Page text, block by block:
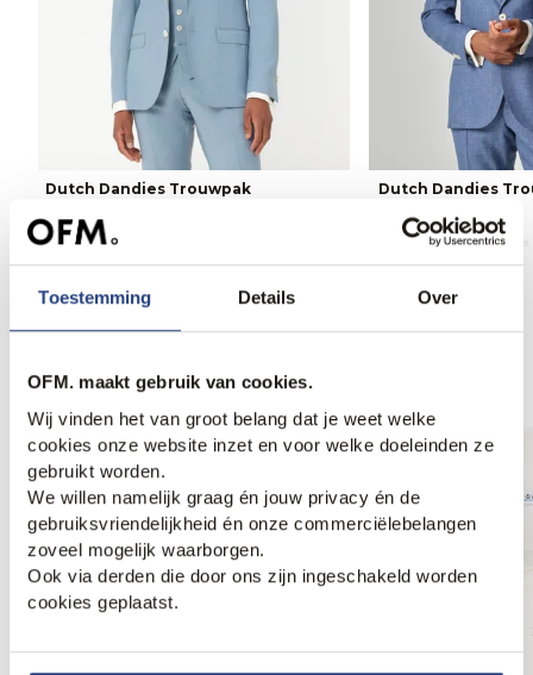
Toestemming Details Over
OFM. maakt gebruik van cookies.
Wij vinden het van groot belang dat je weet welke
cookies onze website inzet en voor welke doeleinden ze
gebruikt worden.
We willen namelijk graag én jouw privacy én de
gebruiksvriendelijkheid én onze commerciëlebelangen
zoveel mogelijk waarborgen.
Ook via derden die door ons zijn ingeschakeld worden
cookies geplaatst.
Dutch Dandies Trouwpak
699,95
Dutch Dandies
799,95
Weekdeal. Weekdeal.